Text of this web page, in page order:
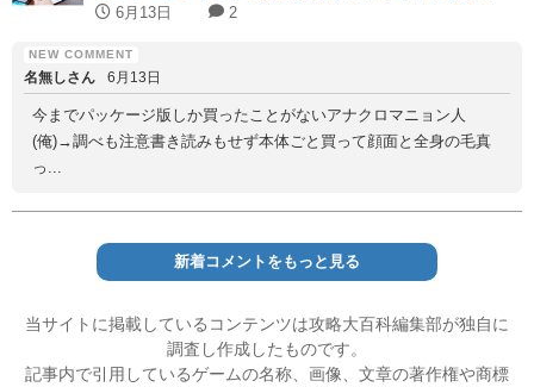
6月13日 2
名無しさん 6月13日
今までパッケージ版しか買ったことがないアナクロマニョン人
(俺)→調べも注意書き読みもせず本体ごと買って顔面と全身の毛真
っ...
新着コメントをもっと見る
当サイトに掲載しているコンテンツは攻略大百科編集部が独自に
調査し作成したものです。
記事内で引用しているゲームの名称、画像、文章の著作権や商標